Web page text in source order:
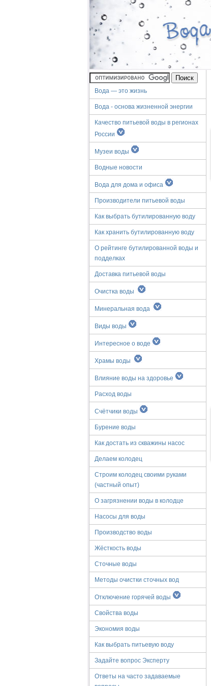
Вода — это жизнь
Вода - основа жизненной энергии
Качество питьевой воды в регионах
России
Музеи воды
Водные новости
Вода для дома и офиса
Производители питьевой воды
Как выбрать бутилированную воду
Как хранить бутилированную воду
О рейтинге бутилированной воды и
подделках
Доставка питьевой воды
Очистка воды
Минеральная вода
Виды воды
Интересное о воде
Храмы воды
Влияние воды на здоровье
Расход воды
Счётчики воды
Бурение воды
Как достать из скважины насос
Делаем колодец
Строим колодец своими руками
(частный опыт)
О загрязнении воды в колодце
Насосы для воды
Производство воды
Жёсткость воды
Сточные воды
Методы очистки сточных вод
Отключение горячей воды
Свойства воды
Экономия воды
Как выбрать питьевую воду
Задайте вопрос Эксперту
Ответы на часто задаваемые